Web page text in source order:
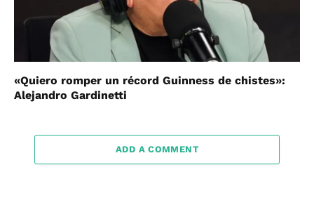
«Quiero romper un récord Guinness de chistes»:
Alejandro Gardinetti
ADD A COMMENT